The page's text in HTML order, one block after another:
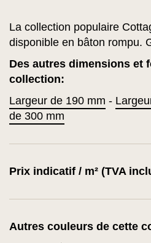
La collection populaire
disponible en bâton rompu.
Des autres dimensions et
collection:
Largeur de 190 mm -
de 300 mm
Prix indicatif / m² (TVA
Autres couleurs de cette